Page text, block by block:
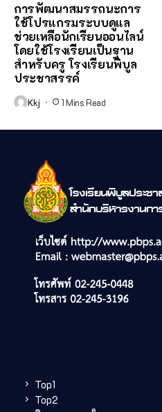
การพัฒนาสมรรถนะการ
ใช้โปรแกรมระบบดูแล
ช่วยเหลือนักเรียนออนไลน์
โดยใช้โรงเรียนเป็นฐาน
สำหรับครู โรงเรียนพิบูล
ประชาสรรค์
Kkj 1 Mins Read
Top1
Top2